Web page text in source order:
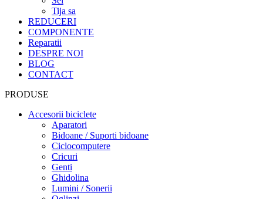
Tija sa
REDUCERI
COMPONENTE
Reparatii
DESPRE NOI
BLOG
CONTACT
PRODUSE
Accesorii biciclete
Aparatori
Bidoane / Suporti bidoane
Ciclocomputere
Cricuri
Genti
Ghidolina
Lumini / Sonerii